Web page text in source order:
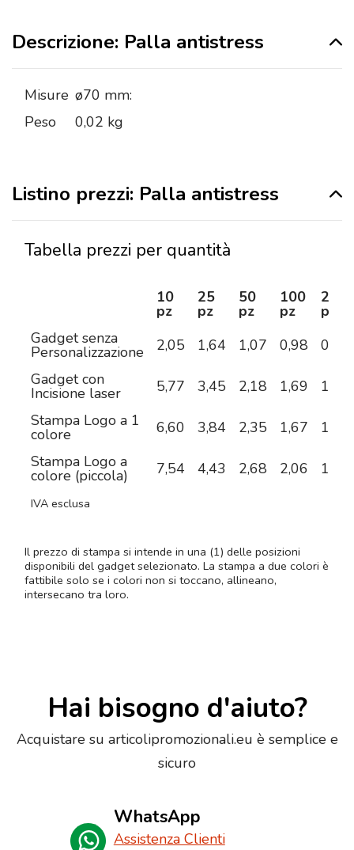
Descrizione: Palla antistress
Misure ø70 mm:
Peso
0,02 kg
Listino prezzi: Palla antistress
Tabella prezzi per quantità
10
pz
25
pz
50
pz
100
pz
250
pz
Gadget senza
Personalizzazione 2,05 1,64 1,07 0,98
0,78
Gadget con
Incisione laser 5,77 3,45 2,18 1,69
1,25
Stampa Logo a 1
colore 6,60 3,84 2,35 1,67
1,16
Stampa Logo a
colore (piccola) 7,54 4,43 2,68 2,06 1,54
IVA esclusa
Il prezzo di stampa si intende in una (1) delle posizioni
disponibili del gadget selezionato. La stampa a due colori è
fattibile solo se i colori non si toccano, allineano,
intersecano tra loro.
Hai bisogno d'aiuto?
Acquistare su articolipromozionali.eu è semplice e
sicuro
WhatsApp
Assistenza Clienti